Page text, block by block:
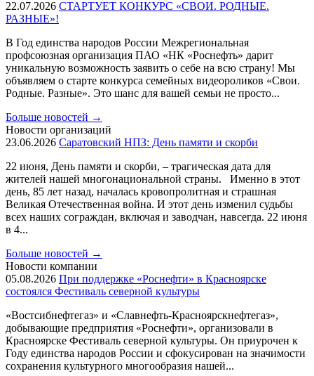
22.07.2026 СТАРТУЕТ КОНКУРС «СВОИ. РОДНЫЕ.
РАЗНЫЕ»!
В Год единства народов России Межрегиональная
профсоюзная организация ПАО «НК «Роснефть» дарит
уникальную возможность заявить о себе на всю страну! Мы
объявляем о старте конкурса семейных видеороликов «Свои.
Родные. Разные». Это шанс для вашей семьи не просто...
Больше новостей →
Новости организаций
23.06.2026 Саратовский НПЗ: День памяти и скорби
22 июня, День памяти и скорби, – трагическая дата для
жителей нашей многонациональной страны. Именно в этот
день, 85 лет назад, началась кровопролитная и страшная
Великая Отечественная война. И этот день изменил судьбы
всех наших сограждан, включая и заводчан, навсегда. 22 июня
в 4...
Больше новостей →
Новости компании
05.08.2026 При поддержке «Роснефти» в Красноярске
состоялся Фестиваль северной культуры
«Востсибнефтегаз» и «Славнефть-Красноярскнефтегаз»,
добывающие предприятия «Роснефти», организовали в
Красноярске Фестиваль северной культуры. Он приурочен к
Году единства народов России и сфокусирован на значимости
сохранения культурного многообразия нашей...